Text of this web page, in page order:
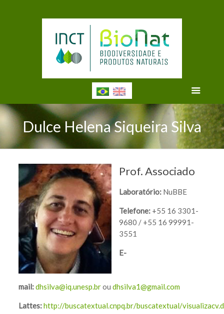
Dulce Helena Siqueira Silva
Prof. Associado
Laboratório: NuBBE
Telefone:+55 16 3301-
9680 / +55 16 99991-
3551
E-
mail:dhsilva@iq.unesp.broudhsilva1@gmail.com
Lattes:http://buscatextual.cnpq.br/buscatextual/